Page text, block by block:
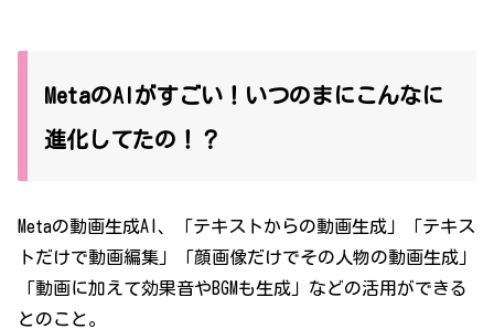
MetaのAIがすごい！いつのまにこんなに
進化してたの！？
Metaの動画生成AI、「テキストからの動画生成」「テキス
トだけで動画編集」「顔画像だけでその人物の動画生成」
「動画に加えて効果音やBGMも生成」などの活用ができる
とのこと。